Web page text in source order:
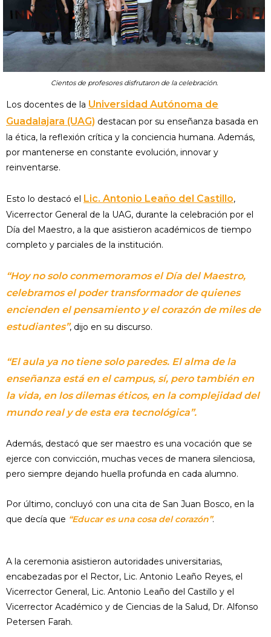
Cientos de profesores disfrutaron de la celebración.
Los docentes de la Universidad Autónoma de
Guadalajara (UAG) destacan por su enseñanza basada en
la ética, la reflexión crítica y la conciencia humana. Además,
por mantenerse en constante evolución, innovar y
reinventarse.
Esto lo destacó el Lic. Antonio Leaño del Castillo,
Vicerrector General de la UAG, durante la celebración por el
Día del Maestro, a la que asistieron académicos de tiempo
completo y parciales de la institución.
“Hoy no solo conmemoramos el Día del Maestro,
celebramos el poder transformador de quienes
encienden el pensamiento y el corazón de miles de
estudiantes”, dijo en su discurso.
“El aula ya no tiene solo paredes. El alma de la
enseñanza está en el campus, sí, pero también en
la vida, en los dilemas éticos, en la complejidad del
mundo real y de esta era tecnológica”.
Además, destacó que ser maestro es una vocación que se
ejerce con convicción, muchas veces de manera silenciosa,
pero siempre dejando huella profunda en cada alumno.
Por último, concluyó con una cita de San Juan Bosco, en la
que decía que “Educar es una cosa del corazón”.
A la ceremonia asistieron autoridades universitarias,
encabezadas por el Rector, Lic. Antonio Leaño Reyes, el
Vicerrector General, Lic. Antonio Leaño del Castillo y el
Vicerrector Académico y de Ciencias de la Salud, Dr. Alfonso
Petersen Farah.